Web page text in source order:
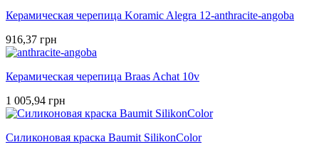
Керамическая черепица Koramic Alegra 12-anthracite-angoba
916,37 грн
Керамическая черепица Braas Achat 10v
1 005,94 грн
Силиконовая краска Baumit SilikonColor